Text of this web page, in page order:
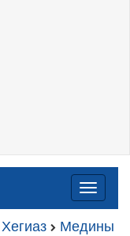
Хегиаз Медины